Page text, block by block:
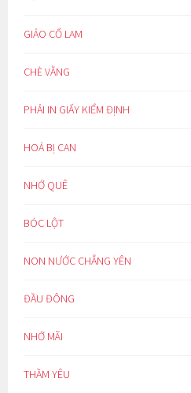
GIẢO CỔ LAM
CHÈ VẰNG
PHẢI IN GIẤY KIỂM ĐỊNH
HOÁ BỊ CAN
NHỚ QUÊ
BÓC LỘT
NON NƯỚC CHẲNG YÊN
ĐẦU ĐÔNG
NHỚ MÃI
THẦM YÊU